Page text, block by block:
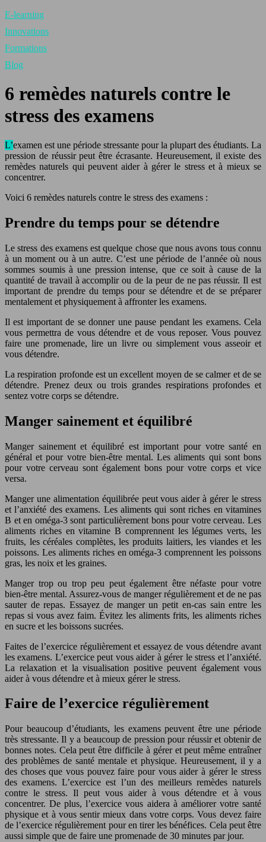
E-learning
Innovations
Formations
Blog
6 remèdes naturels contre le
stress des examens
L’examen est une période stressante pour la plupart des étudiants. La
pression de réussir peut être écrasante. Heureusement, il existe des
remèdes naturels qui peuvent aider à gérer le stress et à mieux se
concentrer.
Voici 6 remèdes naturels contre le stress des examens :
Prendre du temps pour se détendre
Le stress des examens est quelque chose que nous avons tous connu
à un moment ou à un autre. C’est une période de l’année où nous
sommes soumis à une pression intense, que ce soit à cause de la
quantité de travail à accomplir ou de la peur de ne pas réussir. Il est
important de prendre du temps pour se détendre et de se préparer
mentalement et physiquement à affronter les examens.
Il est important de se donner une pause pendant les examens. Cela
vous permettra de vous détendre et de vous reposer. Vous pouvez
faire une promenade, lire un livre ou simplement vous asseoir et
vous détendre.
La respiration profonde est un excellent moyen de se calmer et de se
détendre. Prenez deux ou trois grandes respirations profondes et
sentez votre corps se détendre.
Manger sainement et équilibré
Manger sainement et équilibré est important pour votre santé en
général et pour votre bien-être mental. Les aliments qui sont bons
pour votre cerveau sont également bons pour votre corps et vice
versa.
Manger une alimentation équilibrée peut vous aider à gérer le stress
et l’anxiété des examens. Les aliments qui sont riches en vitamines
B et en oméga-3 sont particulièrement bons pour votre cerveau. Les
aliments riches en vitamine B comprennent les légumes verts, les
fruits, les céréales complètes, les produits laitiers, les viandes et les
poissons. Les aliments riches en oméga-3 comprennent les poissons
gras, les noix et les graines.
Manger trop ou trop peu peut également être néfaste pour votre
bien-être mental. Assurez-vous de manger régulièrement et de ne pas
sauter de repas. Essayez de manger un petit en-cas sain entre les
repas si vous avez faim. Évitez les aliments frits, les aliments riches
en sucre et les boissons sucrées.
Faites de l’exercice régulièrement et essayez de vous détendre avant
les examens. L’exercice peut vous aider à gérer le stress et l’anxiété.
La relaxation et la visualisation positive peuvent également vous
aider à vous détendre et à mieux gérer le stress.
Faire de l’exercice régulièrement
Pour beaucoup d’étudiants, les examens peuvent être une période
très stressante. Il y a beaucoup de pression pour réussir et obtenir de
bonnes notes. Cela peut être difficile à gérer et peut même entraîner
des problèmes de santé mentale et physique. Heureusement, il y a
des choses que vous pouvez faire pour vous aider à gérer le stress
des examens. L’exercice est l’un des meilleurs remèdes naturels
contre le stress. Il peut vous aider à vous détendre et à vous
concentrer. De plus, l’exercice vous aidera à améliorer votre santé
physique et à vous sentir mieux dans votre corps. Vous devez faire
de l’exercice régulièrement pour en tirer les bénéfices. Cela peut être
aussi simple que de faire une promenade de 30 minutes par jour.